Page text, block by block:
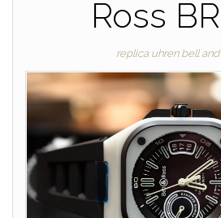
Ross
replica uhren bell and